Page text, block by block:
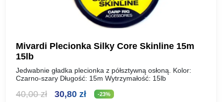
Mivardi Plecionka Silky Core Skinline 15m
15lb
Jedwabnie gładka plecionka z półsztywną osłoną. Kolor:
Czarno-szary Długość: 15m Wytrzymałość: 15lb
40,00zł
Pierwotna
30,80 złAktualna
-23%